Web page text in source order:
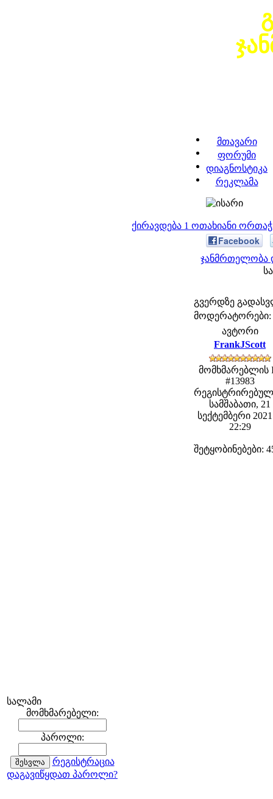
მთავარი
ფორუმი
დიაგნოსტიკა
რეკლამა
ქირავდება 1 ოთახიანი
სალამი
მომხმარებელი:
პაროლი:
რეგისტრაცია
დაგავიწყდათ პაროლი?
Facebook
ჯანმრთელობა
გვერდზე
მოდერატორები:
ავტორი
FrankJScott
მომხმარებლის
#13983
სამშაბათი, 21
სექტემბერი
22:29
შეტყობინებები: